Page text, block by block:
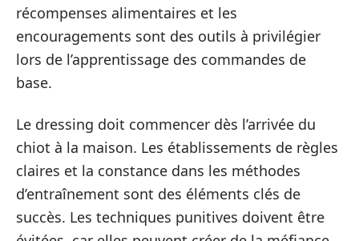
récompenses alimentaires et les
encouragements sont des outils à privilégier
lors de l’apprentissage des commandes de
base.
Le dressing doit commencer dès l’arrivée du
chiot à la maison. Les établissements de règles
claires et la constance dans les méthodes
d’entraînement sont des éléments clés de
succès. Les techniques punitives doivent être